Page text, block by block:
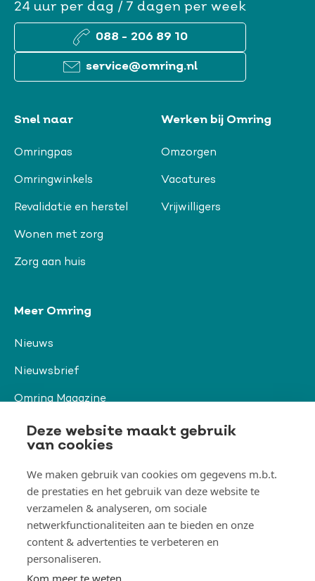
Deze website maakt gebruik
van cookies
We maken gebruik van cookies om gegevens m.b.t.
de prestaties en het gebruik van deze website te
verzamelen & analyseren, om sociale
netwerkfunctionaliteiten aan te bieden en onze
content & advertenties te verbeteren en
personaliseren.
Kom meer te weten
24 uur per dag / 7 dagen per week
088 - 206 89 10
service@omring.nl
Snel naar
Omringpas
Omringwinkels
Revalidatie en herstel
Wonen met zorg
Zorg aan huis
Werken bij Omring
Omzorgen
Vacatures
Vrijwilligers
Meer Omring
Nieuws
Nieuwsbrief
Omring Magazine
Verwijzers
Organisatie & beleid